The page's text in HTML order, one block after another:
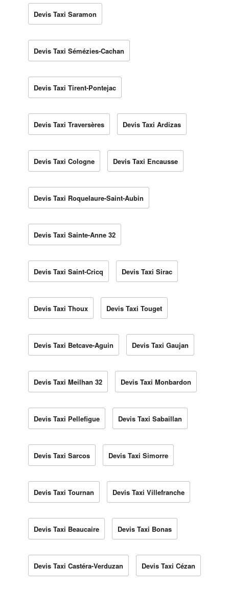
Devis Taxi Saramon
Devis Taxi Sémézies-Cachan
Devis Taxi Tirent-Pontejac
Devis Taxi Traversères Devis Taxi Ardizas
Devis Taxi Cologne Devis Taxi Encausse
Devis Taxi Roquelaure-Saint-Aubin
Devis Taxi Sainte-Anne 32
Devis Taxi Saint-Cricq Devis Taxi Sirac
Devis Taxi Thoux Devis Taxi Touget
Devis Taxi Betcave-Aguin Devis Taxi Gaujan
Devis Taxi Meilhan 32 Devis Taxi Monbardon
Devis Taxi Pellefigue Devis Taxi Sabaillan
Devis Taxi Sarcos Devis Taxi Simorre
Devis Taxi Tournan Devis Taxi Villefranche
Devis Taxi Beaucaire Devis Taxi Bonas
Devis Taxi Castéra-Verduzan Devis Taxi Cézan